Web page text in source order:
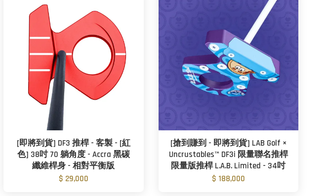
[即將到貨] DF3 推桿 - 客製 - [紅
色] 38吋 70 躺角度 - Accra 黑碳
纖維桿身 - 相對平衡版
$ 29,000
[搶到賺到 - 即將到貨] LAB Golf ×
Uncrustables™ DF3i 限量聯名推桿
限量版推桿 L.A.B. Limited - 34吋
$ 188,000